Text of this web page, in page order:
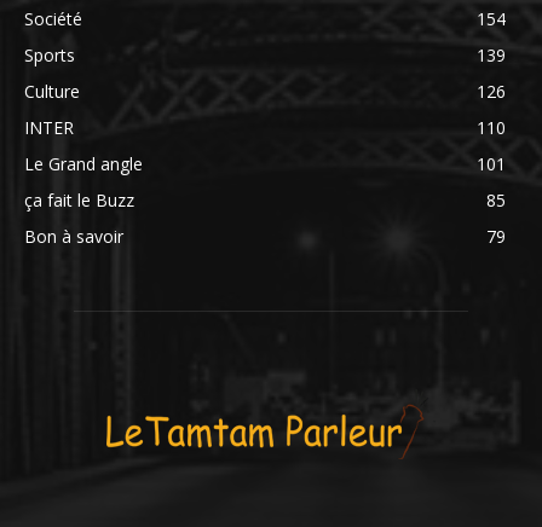
Société
154
Sports
139
Culture
126
INTER
110
Le Grand angle
101
ça fait le Buzz
85
Bon à savoir
79